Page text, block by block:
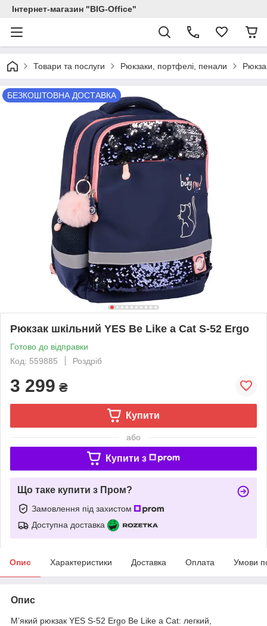
Інтернет-магазин "BIG-Office"
Товари та послуги Рюкзаки, портфелі, пенали
БЕЗКОШТОВНА ДОСТАВКА
Рюкзак шкільний YES Be Like a Cat S-52 Ergo
Готово до відправки
Код: 559885
Роздріб
3 299 ₴
Купити
або
Купити з
Що таке купити з Пром?
Замовлення під захистом
Доступна доставка
Опис Характеристики Доставка Оплата Умови
Опис
М’який рюкзак YES S-52 Ergo Be Like a Cat: легкий,